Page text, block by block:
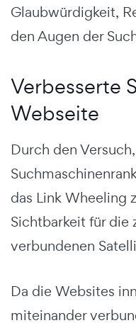
Glaubwürdigkeit,
den Augen der
Verbesserte
Webseite
Durch den
das Link Wheeling
Sichtbarkeit für die
verbundenen
Da die Websites
miteinander